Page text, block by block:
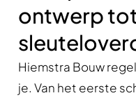
ontwerp
Hiemstra Bouw
je. Van het eerste